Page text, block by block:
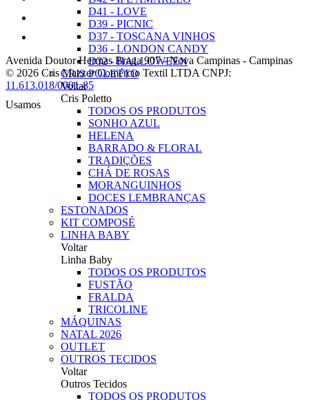
D41 - LOVE
D39 - PICNIC
D37 - TOSCANA VINHOS
D36 - LONDON CANDY
D32 - HALLOWEEN
CRIS POLETTO
Voltar
Cris Poletto
TODOS OS PRODUTOS
SONHO AZUL
HELENA
BARRADO & FLORAL
TRADIÇÕES
CHÁ DE ROSAS
MORANGUINHOS
DOCES LEMBRANÇAS
ESTONADOS
KIT COMPOSÉ
LINHA BABY
Voltar
Linha Baby
TODOS OS PRODUTOS
FUSTÃO
FRALDA
TRICOLINE
MÁQUINAS
NATAL 2026
OUTLET
OUTROS TECIDOS
Voltar
Outros Tecidos
TODOS OS PRODUTOS
Avenida Doutor Hermas Braga 907-Nova Campinas - Campinas
© 2026 Cris Mazzer Comércio Textil LTDA CNPJ:
11.613.018/0001-85
Usamos